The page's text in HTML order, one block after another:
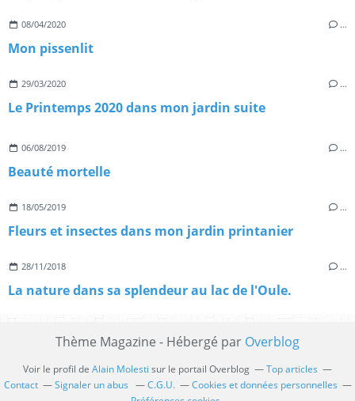
08/04/2020 …
Mon pissenlit
29/03/2020 …
Le Printemps 2020 dans mon jardin suite
06/08/2019 …
Beauté mortelle
18/05/2019 …
Fleurs et insectes dans mon jardin printanier
28/11/2018 …
La nature dans sa splendeur au lac de l'Oule.
Thème Magazine - Hébergé par Overblog
Voir le profil de Alain Molesti sur le portail Overblog
Top articles
Contact
Signaler un abus C.G.U.
Cookies et données personnelles